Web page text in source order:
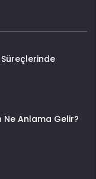
Anlama Gelir?